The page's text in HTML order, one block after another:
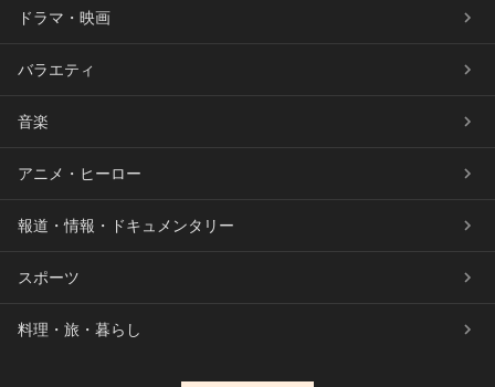
ドラマ・映画
バラエティ
音楽
アニメ・ヒーロー
報道・情報・ドキュメンタリー
スポーツ
料理・旅・暮らし